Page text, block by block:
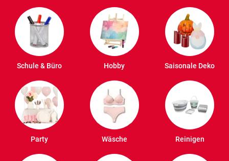
Schule & Büro Hobby Saisonale Deko
Party Wäsche Reinigen